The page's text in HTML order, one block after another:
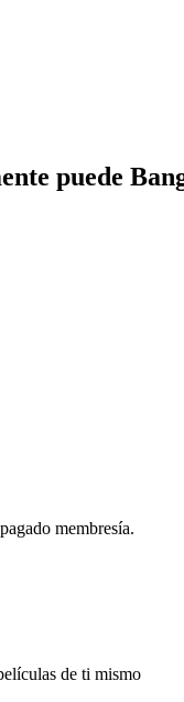
puede
membresía.
de ti mismo